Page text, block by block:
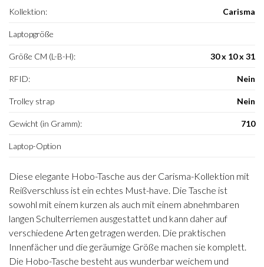
Kollektion: Carisma
Laptopgröße
Größe CM (L-B-H): 30 x 10 x 31
RFID: Nein
Trolley strap Nein
Gewicht (in Gramm): 710
Laptop-Option
Diese elegante Hobo-Tasche aus der Carisma-Kollektion mit
Reißverschluss ist ein echtes Must-have. Die Tasche ist
sowohl mit einem kurzen als auch mit einem abnehmbaren
langen Schulterriemen ausgestattet und kann daher auf
verschiedene Arten getragen werden. Die praktischen
Innenfächer und die geräumige Größe machen sie komplett.
Die Hobo-Tasche besteht aus wunderbar weichem und